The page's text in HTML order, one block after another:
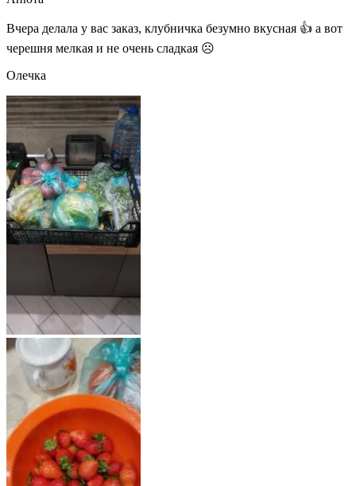
Вчера делала у вас заказ, клубничка безумно вкусная 👍 а вот
черешня мелкая и не очень сладкая ☹
Олечка